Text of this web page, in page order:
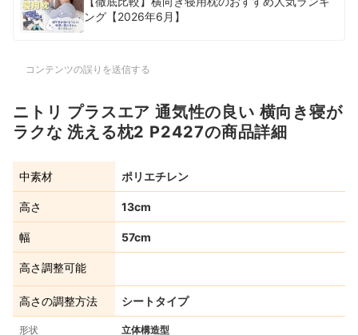
ング【2026年6月】
コンテンツの誤りを送信する
ニトリ プラスエア 通気性の良い 横向き寝が
ラクな 洗える枕2 P2427の商品詳細
中素材 ポリエチレン
高さ 13cm
幅 57cm
高さ調整可能
高さの調整方法 シートタイプ
形状 立体構造型